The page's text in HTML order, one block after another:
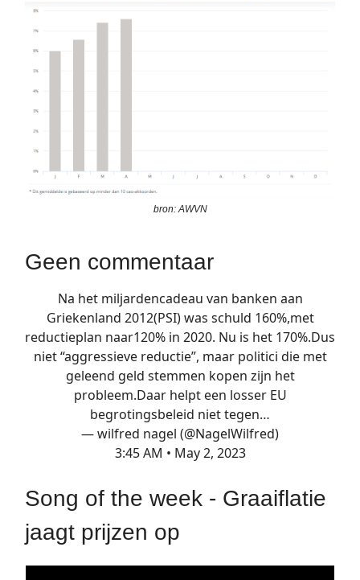
bron: AWVN
Geen commentaar
Na het miljardencadeau van banken aan
Griekenland 2012(PSI) was schuld 160%,met
reductieplan naar120% in 2020. Nu is het 170%.Dus
niet “aggressieve reductie”, maar politici die met
geleend geld stemmen kopen zijn het
probleem.Daar helpt een losser EU
begrotingsbeleid niet tegen…
— wilfred nagel (@NagelWilfred)
3:45 AM • May 2, 2023
Song of the week - Graaiflatie
jaagt prijzen op